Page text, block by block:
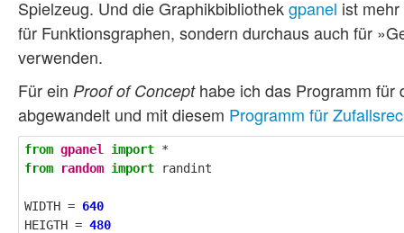
Spielzeug. Und die Graphikbibliothekgpanel ist
für Funktionsgraphen, sondern durchaus auch für
verwenden.
Für ein Proof of Concepthabe ich das Programm für
abgewandelt und mit diesem Programm für
from gpanel import *
from
random import randint
WIDTH = 640
HEIGTH = 480